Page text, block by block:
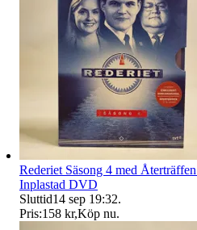
Rederiet Säsong 4 med
Inplastad DVD
Sluttid14 sep 19:32.
Pris:158 kr,Köp nu.